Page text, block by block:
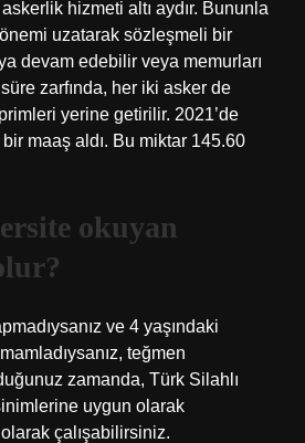
hizmeti altı aydır. Bununla
uzatarak sözleşmeli bir
devam edebilir veya memurları
zarfında, her iki asker de
yerine getirilir. 2021’de
maaş aldı. Bu miktar 145.60
okuyan
ve 4 yaşındaki
teğmen
zamanda, Türk Silahlı
uygun olarak
çalışabilirsiniz.